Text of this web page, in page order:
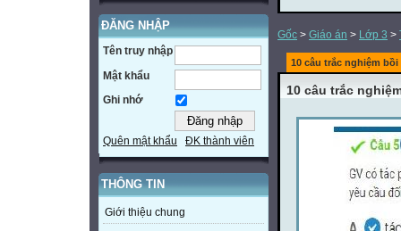
ĐĂNG NHẬP
Tên truy nhập
Mật khẩu
Ghi nhớ
Quên mật khẩu ĐK thành viên
THÔNG TIN
Giới thiệu chung
Gốc > Giáo án > Lớp 3 >
10 câu trắc nghiệm
10 câu trắc